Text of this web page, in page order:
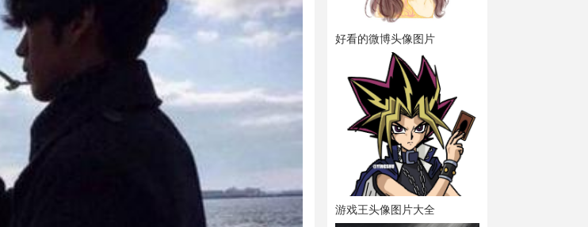
好看的微博头像图片
游戏王头像图片大全